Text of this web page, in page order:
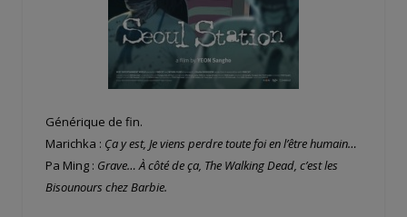
Générique de fin.
Marichka : Ça y est, Je viens perdre toute foi en l’être humain…
Pa Ming : Grave… À côté de ça, The Walking Dead, c’est les
Bisounours chez Barbie.